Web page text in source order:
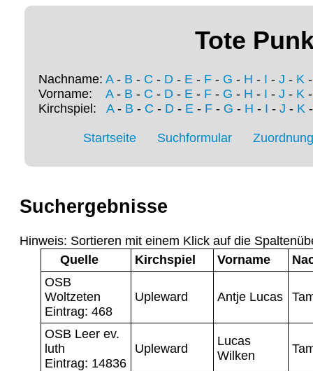
Tote
Nachname: A- B - C - D - E - F - G - H - I - J - K
Vorname: A- B - C - D - E - F - G - H - I - J - K
Kirchspiel: A- B - C - D- E- F- G - H - I - J - K
Startseite Suchformular
Suchergebnisse
Hinweis: Sortieren mit einem Klick auf die
Quelle
Kirchspiel Vorname
OSB
Woltzeten
Eintrag: 468
Upleward Antje Lucas
OSB Leer ev.
luth
Eintrag: 14836
Upleward
Lucas
Wilken